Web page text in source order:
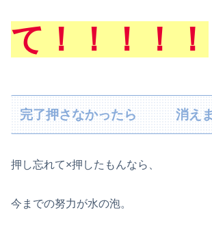
て！！！！！
完了押さなかったら 消え
押し忘れて×押したもんなら、
今までの努力が水の泡。